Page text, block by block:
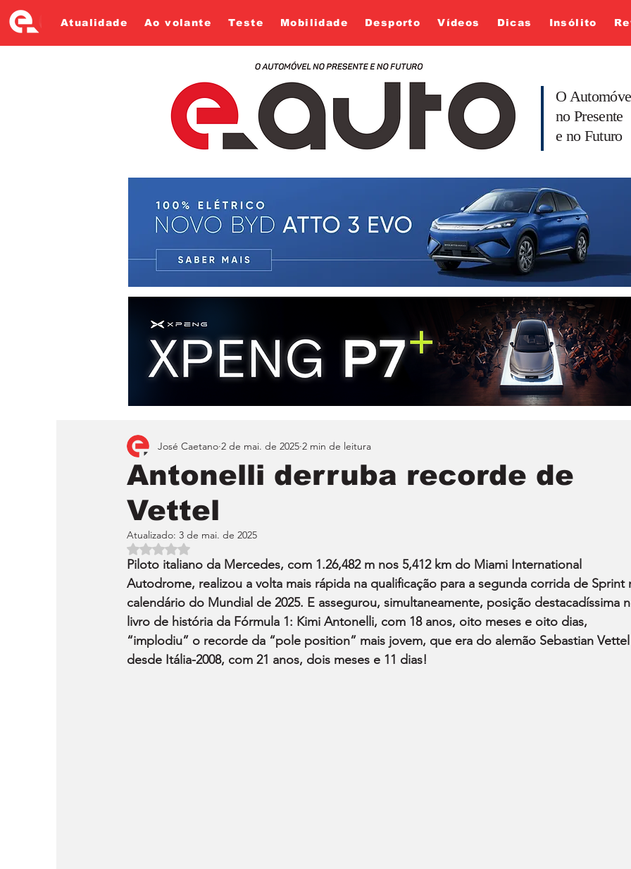
Atualidade Ao volante Teste Mobilidade Desporto Vídeos Dicas Insólito
O
no Presente
e no Futuro
Antonelli derruba recorde de
Vettel
José Caetano 2 de mai. de 2025 2 min de leitura
Atualizado: 3 de mai. de 2025
Avaliado com NaN de 5 estrelas.
Piloto italiano da Mercedes, com 1.26,482 m nos 5,412 km do Miami International
Autodrome, realizou a volta mais rápida na qualificação para a segunda corrida de Sprint
calendário do Mundial de 2025. E assegurou, simultaneamente, posição destacadíssima
livro de história da Fórmula 1: Kimi Antonelli, com 18 anos, oito meses e oito dias,
“implodiu” o recorde da “pole position” mais jovem, que era do alemão Sebastian Vettel
desde Itália-2008, com 21 anos, dois meses e 11 dias!